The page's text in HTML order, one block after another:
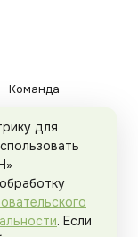
Команда
для
. Если